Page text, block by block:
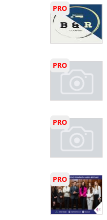
PRO
PRO
PRO
PRO